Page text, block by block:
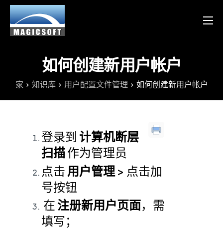
产品
博客
资源
English
如何创建新用户帐户
家 知识库 用户配置文件管理 如何创建新用户帐户
登录到 计算机断层
扫描作为管理员
点击 用户管理> 点击加
号按钮
在 注册新用户页面，需
填写；